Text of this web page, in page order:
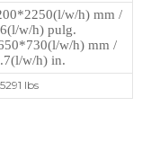
w/h) mm /
w/h) pulg.
w/h) mm /
w/h) in.
lbs